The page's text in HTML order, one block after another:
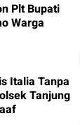
Plt Bupati
Warga
Italia Tanpa
Tanjung